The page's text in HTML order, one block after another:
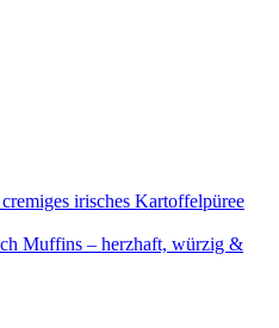
irisches Kartoffelpüree
Muffins – herzhaft, würzig &